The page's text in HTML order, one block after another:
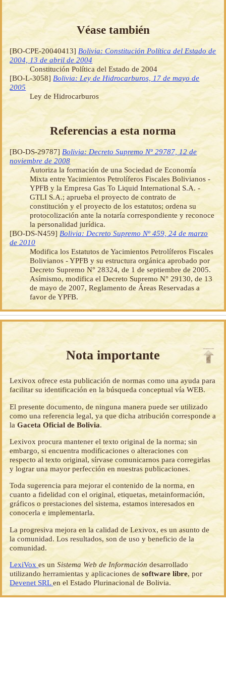
Véase también
[BO-CPE-20040413] Bolivia: Constitución Política del Estado de
2004, 13 de abril de 2004
Constitución Política del Estado de 2004
[BO-L-3058] Bolivia: Ley de Hidrocarburos, 17 de mayo de
2005
Ley de Hidrocarburos
Referencias a esta norma
[BO-DS-29787] Bolivia: Decreto Supremo Nº 29787, 12 de
noviembre de 2008
Autoriza la formación de una Sociedad de Economía
Mixta entre Yacimientos Petrolíferos Fiscales Bolivianos -
YPFB y la Empresa Gas To Liquid International S.A. -
GTLI S.A.; aprueba el proyecto de contrato de
constitución y el proyecto de los estatutos; ordena su
protocolización ante la notaría correspondiente y reconoce
la personalidad jurídica.
[BO-DS-N459] Bolivia: Decreto Supremo Nº 459, 24 de marzo
de 2010
Modifica los Estatutos de Yacimientos Petrolíferos Fiscales
Bolivianos - YPFB y su estructura orgánica aprobado por
Decreto Supremo N° 28324, de 1 de septiembre de 2005.
Asímismo, modifica el Decreto Supremo N° 29130, de 13
de mayo de 2007, Reglamento de Áreas Reservadas a
favor de YPFB.
Nota importante
Lexivox ofrece esta publicación de normas como una ayuda para
facilitar su identificación en la búsqueda conceptual vía WEB.
El presente documento, de ninguna manera puede ser utilizado
como una referencia legal, ya que dicha atribución corresponde a
laGaceta Oficial de Bolivia.
Lexivox procura mantener el texto original de la norma; sin
embargo, si encuentra modificaciones o alteraciones con
respecto al texto original, sírvase comunicarnos para corregirlas
y lograr una mayor perfección en nuestras publicaciones.
Toda sugerencia para mejorar el contenido de la norma, en
cuanto a fidelidad con el original, etiquetas, metainformación,
gráficos o prestaciones del sistema, estamos interesados en
conocerla e implementarla.
La progresiva mejora en la calidad de Lexivox, es un asunto de
la comunidad. Los resultados, son de uso y beneficio de la
comunidad.
LexiVoxes unSistema Web de Información desarrollado
utilizando herramientas y aplicaciones desoftware libre, por
Devenet SRLen el Estado Plurinacional de Bolivia.